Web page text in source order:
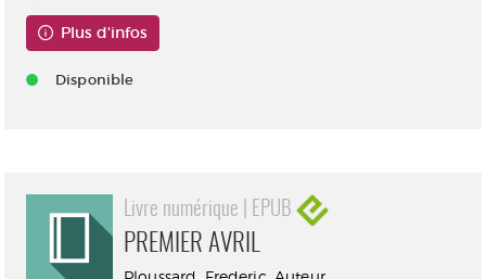
Plus d'infos
Disponible
Livre numérique | EPUB
PREMIER AVRIL